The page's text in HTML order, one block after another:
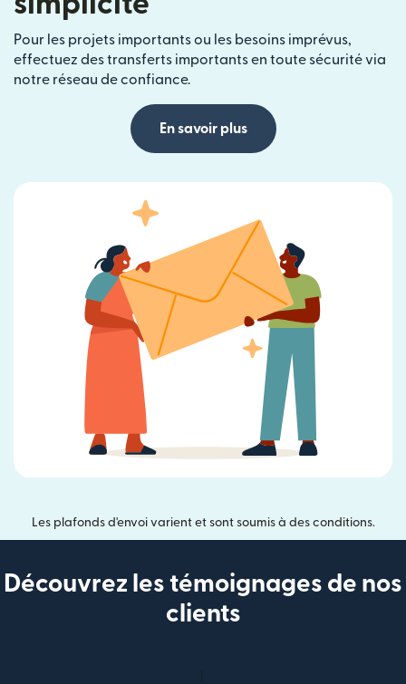
Pour les projets importants ou les besoins imprévus,
effectuez des transferts importants en toute sécurité via
notre réseau de confiance.
En savoir plus
Les plafonds d'envoi varient et sont soumis à des conditions.
Découvrez les témoignages de nos
clients